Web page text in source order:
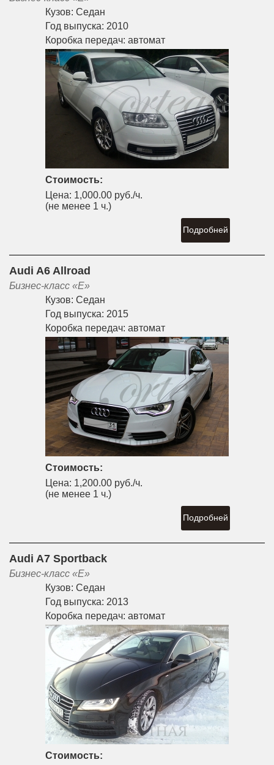
Кузов: Седан
Год выпуска: 2010
Коробка передач: автомат
Стоимость:
Цена: 1,000.00 руб./ч.
(не менее 1 ч.)
Подробней
Audi A6 Allroad
Бизнес-класс «E»
Кузов: Седан
Год выпуска: 2015
Коробка передач: автомат
Стоимость:
Цена: 1,200.00 руб./ч.
(не менее 1 ч.)
Подробней
Audi A7 Sportback
Бизнес-класс «E»
Кузов: Седан
Год выпуска: 2013
Коробка передач: автомат
Стоимость: